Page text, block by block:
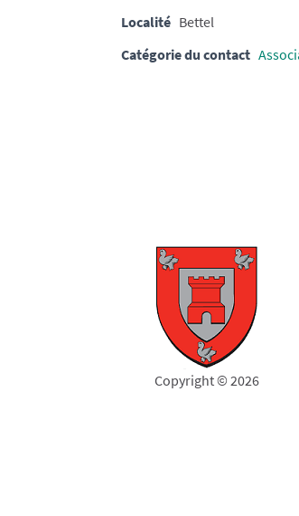
Localité Bettel
Catégorie du contact
Copyright © 2026